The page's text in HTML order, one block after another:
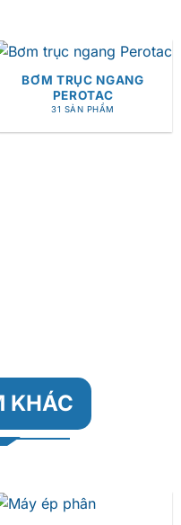
BƠM TRỤC NGANG
PEROTAC
31 SẢN PHẨM
KHÁC